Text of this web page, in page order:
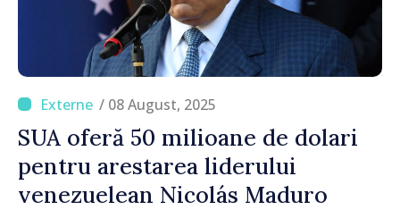
/ 08 August, 2025
SUA oferă 50 milioane de dolari
pentru arestarea liderului
venezuelean Nicolás Maduro